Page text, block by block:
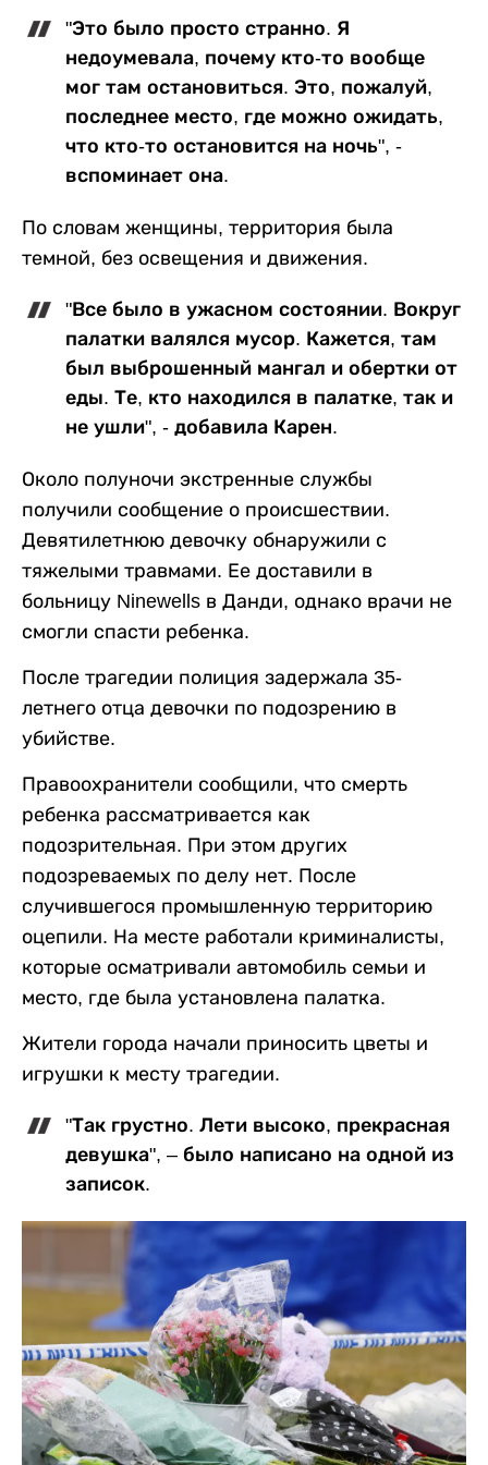
"Это было просто странно. Я
недоумевала, почему кто-то вообще
мог там остановиться. Это, пожалуй,
последнее место, где можно ожидать,
что кто-то остановится на ночь", -
вспоминает она.
По словам женщины, территория была
темной, без освещения и движения.
"Все было в ужасном состоянии. Вокруг
палатки валялся мусор. Кажется, там
был выброшенный мангал и обертки от
еды. Те, кто находился в палатке, так и
не ушли", - добавила Карен.
Около полуночи экстренные службы
получили сообщение о происшествии.
Девятилетнюю девочку обнаружили с
тяжелыми травмами. Ее доставили в
больницу Ninewells в Данди, однако врачи не
смогли спасти ребенка.
После трагедии полиция задержала 35-
летнего отца девочки по подозрению в
убийстве.
Правоохранители сообщили, что смерть
ребенка рассматривается как
подозрительная. При этом других
подозреваемых по делу нет. После
случившегося промышленную территорию
оцепили. На месте работали криминалисты,
которые осматривали автомобиль семьи и
место, где была установлена палатка.
Жители города начали приносить цветы и
игрушки к месту трагедии.
"Так грустно. Лети высоко, прекрасная
девушка", – было написано на одной из
записок.